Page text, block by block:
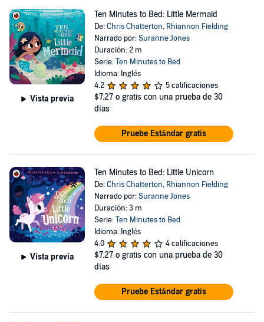
Vista previa
Ten Minutes to Bed: Little Mermaid
De:Chris Chatterton, Rhiannon Fielding
Narrado por:Suranne Jones
Duración: 2 m
Serie:Ten Minutes to Bed
Idioma: Inglés
4.2
5 calificaciones
$7.27 o gratis con una prueba de 30
días
Pruebe Estándar gratis
Vista previa
Ten Minutes to Bed: Little Unicorn
De:Chris Chatterton, Rhiannon Fielding
Narrado por:Suranne Jones
Duración: 3 m
Serie:Ten Minutes to Bed
Idioma: Inglés
4.0
4 calificaciones
$7.27 o gratis con una prueba de 30
días
Pruebe Estándar gratis